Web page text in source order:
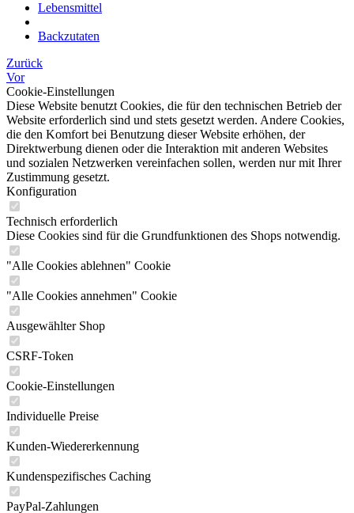
Lebensmittel
Backzutaten
Zurück
Vor
Cookie-Einstellungen
Diese Website benutzt Cookies, die für den technischen Betrieb der
Website erforderlich sind und stets gesetzt werden. Andere Cookies,
die den Komfort bei Benutzung dieser Website erhöhen, der
Direktwerbung dienen oder die Interaktion mit anderen Websites
und sozialen Netzwerken vereinfachen sollen, werden nur mit Ihrer
Zustimmung gesetzt.
Konfiguration
Technisch erforderlich
Diese Cookies sind für die Grundfunktionen des Shops notwendig.
"Alle Cookies ablehnen" Cookie
"Alle Cookies annehmen" Cookie
Ausgewählter Shop
CSRF-Token
Cookie-Einstellungen
Individuelle Preise
Kunden-Wiedererkennung
Kundenspezifisches Caching
PayPal-Zahlungen